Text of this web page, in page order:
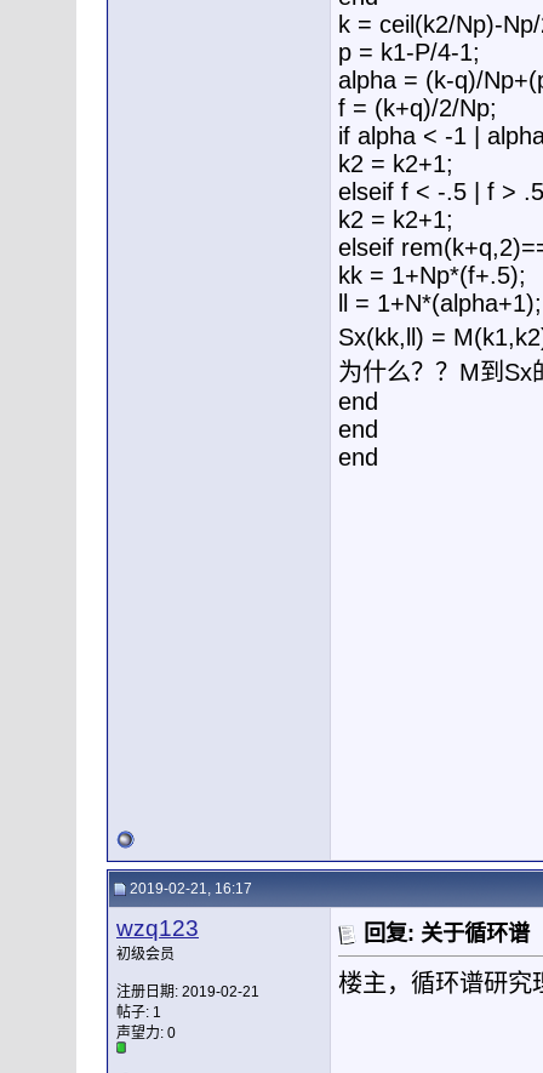
k = ceil(k2/Np)-
p = k1-P/4-1;
alpha = (k-q)/
f = (k+q)/2/Np;
if alpha < -1 |
k2 = k2+1;
elseif f < -.5 | f > .5
k2 = k2+1;
elseif
kk = 1+Np*(f+.5);
ll = 1+N*(alpha+1);
Sx(kk,ll) =
为什么？？M到Sx
end
end
end
2019-02-21, 16:17
wzq123
初级会员
注册日期: 2019-02-21
帖子: 1
声望力: 0
回复: 关于循环谱
楼主，循环谱研究